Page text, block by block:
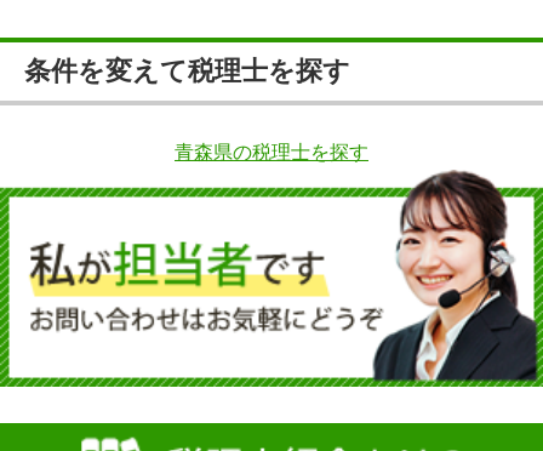
条件を変えて税理士を探す
青森県の税理士を探す